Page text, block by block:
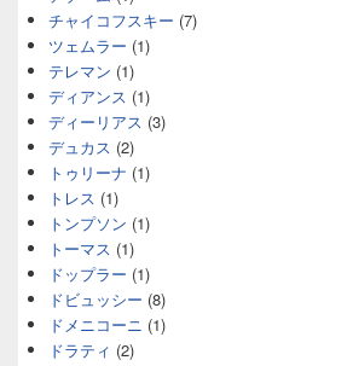
チャイコフスキー (7)
ツェムラー (1)
テレマン (1)
ディアンス (1)
ディーリアス (3)
デュカス (2)
トゥリーナ (1)
トレス (1)
トンプソン (1)
トーマス (1)
ドップラー (1)
ドビュッシー (8)
ドメニコーニ (1)
ドラティ (2)